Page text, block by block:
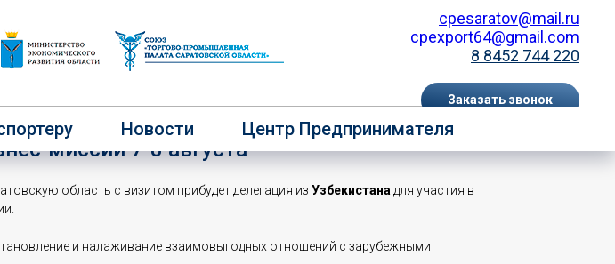
cpesaratov@mail.ru
cpexport64@gmail.com
8 8452 744 220
Заказать звонок
EN RU
Новости Центр Предпринимателя
компании принять участие в
миссии 7-8 августа
область с визитом прибудет делегация из Узбекистана для участия в
и налаживание взаимовыгодных отношений с зарубежными